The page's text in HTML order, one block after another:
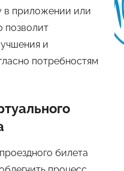
в приложении или
позволит
и
потребностям
билета